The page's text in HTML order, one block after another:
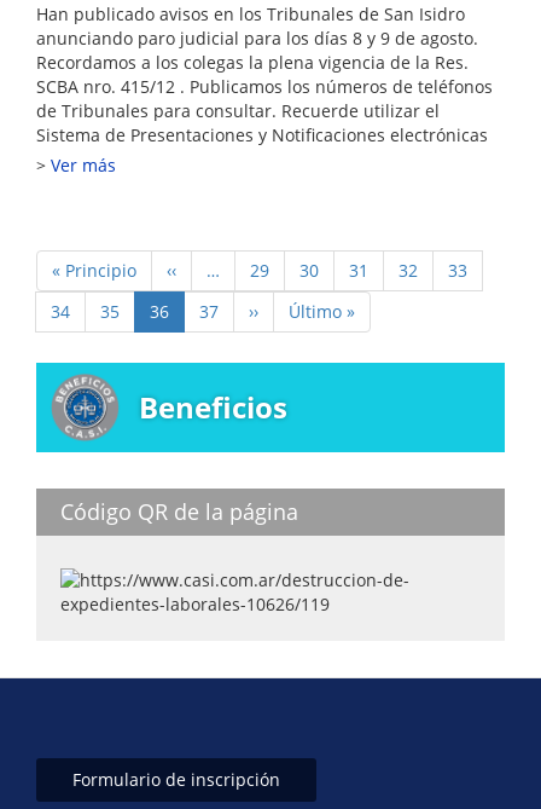
Han publicado avisos en los Tribunales de San Isidro
anunciando paro judicial para los días 8 y 9 de agosto.
Recordamos a los colegas la plena vigencia de la Res.
SCBA nro. 415/12 . Publicamos los números de teléfonos
de Tribunales para consultar. Recuerde utilizar el
Sistema de Presentaciones y Notificaciones electrónicas
Ver más
Paginación
Primera
página
« Principio
Página
anterior
‹‹ … Page
29 Page
30 Page
31 Page
32 Page
33
Page
34 Page
35
Página
actual
36 Page
37
Siguiente
página
››
Última
página
Último »
Beneficios
Código QR de la página
Formulario de inscripción